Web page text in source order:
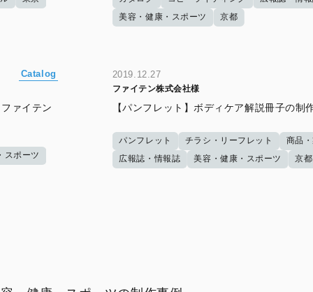
美容・健康・スポーツ
京都
Catalog
ァイテン
スポーツ
2019.12.27
ファイテン株式会社様
【パンフレット】ボディケア解説冊子の制
パンフレット チラシ・リーフレット
商品
広報誌・情報誌
美容・健康・スポーツ 京都